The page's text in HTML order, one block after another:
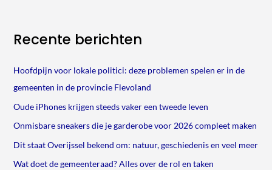
Recente berichten
Hoofdpijn voor lokale politici: deze problemen spelen er in de
gemeenten in de provincie Flevoland
Oude iPhones krijgen steeds vaker een tweede leven
Onmisbare sneakers die je garderobe voor 2026 compleet maken
Dit staat Overijssel bekend om: natuur, geschiedenis en veel meer
Wat doet de gemeenteraad? Alles over de rol en taken